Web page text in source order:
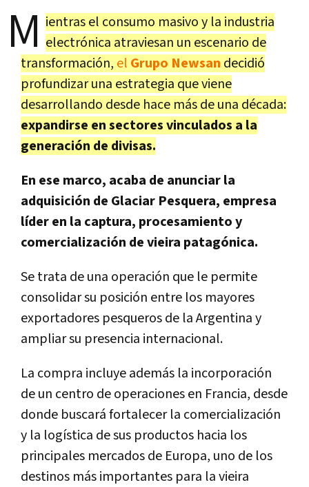
M ientras el consumo masivo y la industria
electrónica atraviesan un escenario de
transformación, el Grupo Newsan decidió
profundizar una estrategia que viene
desarrollando desde hace más de una década:
expandirse en sectores vinculados a la
generación de divisas.
En ese marco, acaba de anunciar la
adquisición de Glaciar Pesquera, empresa
líder en la captura, procesamiento y
comercialización de vieira patagónica.
Se trata de una operación que le permite
consolidar su posición entre los mayores
exportadores pesqueros de la Argentina y
ampliar su presencia internacional.
La compra incluye además la incorporación
de un centro de operaciones en Francia, desde
donde buscará fortalecer la comercialización
y la logística de sus productos hacia los
principales mercados de Europa, uno de los
destinos más importantes para la vieira